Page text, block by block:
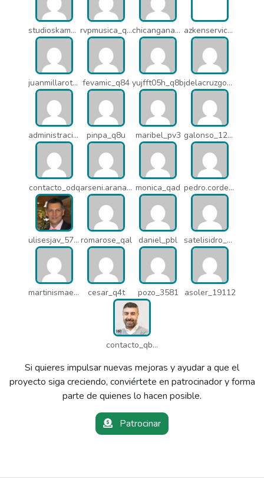
studioskamaleon_owz rvpmusica_q7i chicangana01x_q7o azkenservices_mdx
juanmillarot_17714 fevamic_q84 yujfft05h_q8b jdelacruzgonzalez2015_q8e
administracion_pua pinpa_q8u maribel_pv3 galonso_12031
contacto_odq arseni.arana_16484 monica_qad pedro.corderonunez_qab
ulisesjav_5758 romarose_qal daniel_pbl satelisidro_pt5
martinismaelima_qbd cesar_q4t pozo_3581 asoler_19112
contacto_qbw
Si quieres impulsar nuevas mejoras y ayudar a que el
proyecto siga creciendo, conviértete en patrocinador y forma
parte de quienes lo hacen posible.
Patrocinar